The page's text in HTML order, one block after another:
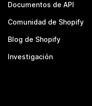
Documentos de API
Comunidad de Shopify
Blog de Shopify
Investigación